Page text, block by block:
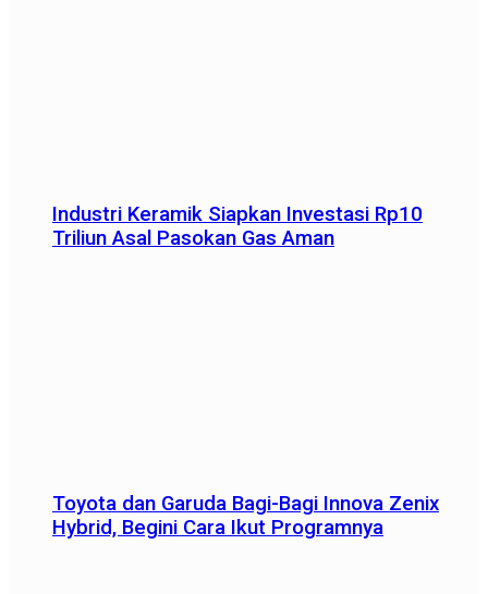
Industri Keramik Siapkan Investasi Rp10
Triliun Asal Pasokan Gas Aman
Toyota dan Garuda Bagi-Bagi Innova Zenix
Hybrid, Begini Cara Ikut Programnya